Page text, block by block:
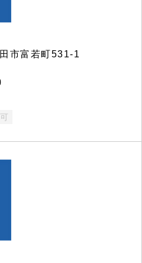
市富若町531-1